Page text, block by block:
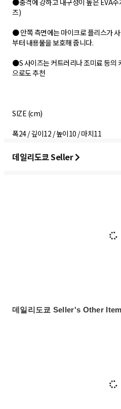
●충격에 강하고 내구성이 높은 EVA수
즈)
● 안쪽 측면에는 마이크로 플리스가
부터 내용물을 보호해 줍니다.
●S 사이즈는 커트러리나 조미료 등의
으로도 추천
SIZE (cm)
폭24 / 깊이12 / 높이10 / 마치11
데일리도쿄 Seller
데일리도쿄 Seller's Other